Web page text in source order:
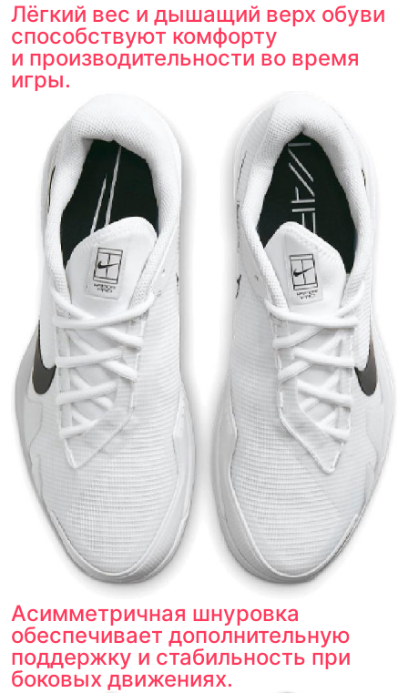
Лёгкий вес и дышащий верх обуви
способствуют комфорту
и производительности во время
игры.
Асимметричная шнуровка
обеспечивает дополнительную
поддержку и стабильность при
боковых движениях.